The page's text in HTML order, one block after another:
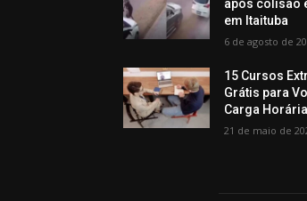
após colisão
em Itaituba
6 de agosto de
15 Cursos
Grátis para
Carga Horária
21 de maio de